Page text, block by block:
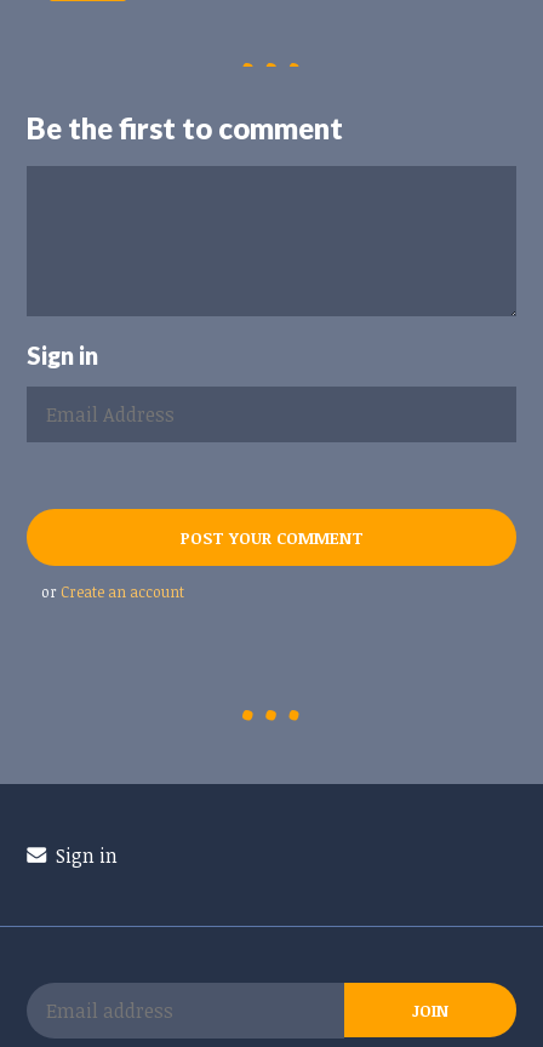
Be the first to comment
Sign in
or Create an account
Sign in